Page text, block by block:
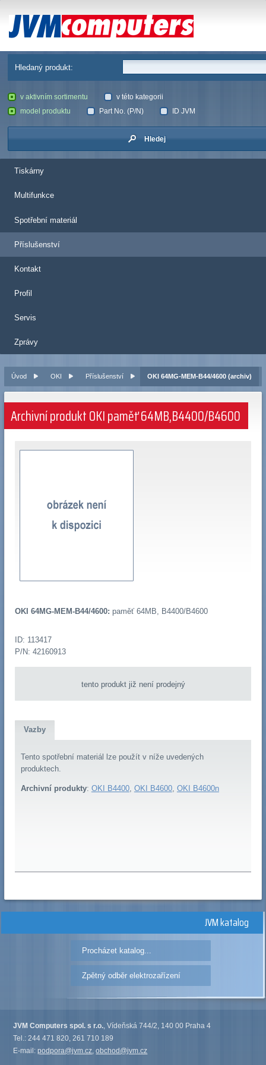
JVM Computers
Hledaný produkt:
v aktivním sortimentu
v této kategorii
model produktu
Part No. (P/N) ID JVM
Hledej
Tiskárny
Multifunkce
Spotřební materiál
Příslušenství
Kontakt
Profil
Servis
Zprávy
Úvod OKI Příslušenství OKI 64MG-MEM-B44/4600 (archiv)
Archivní produkt OKI paměť 64MB,B4400/B4600
OKI 64MG-MEM-B44/4600: paměť 64MB, B4400/B4600
ID: 113417
P/N: 42160913
tento produkt již není prodejný
Vazby
Tento spotřební materiál lze použít v níže uvedených
produktech.
Archivní produkty: OKI B4400, OKI B4600, OKI B4600n
JVM katalog
Procházet katalog...
Zpětný odběr elektrozařízení
JVM Computers spol. s r.o., Vídeňská 744/2, 140 00 Praha 4
Tel.: 244 471 820, 261 710 189
E-mail:podpora@jvm.cz,obchod@jvm.cz